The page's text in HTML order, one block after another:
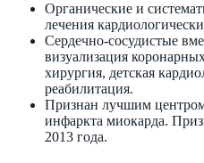
Органические и
лечения
Сердечно-сосудистые
визуализация
хирургия, детская
реабилитация.
Признан лучшим
инфаркта миокарда.
2013 года.